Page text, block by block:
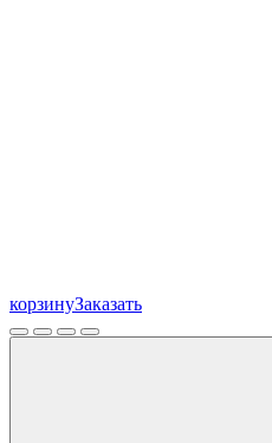
корзинуЗаказать